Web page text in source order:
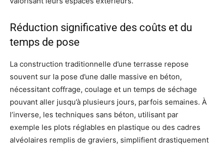
Réduction significative des coûts et du
temps de pose
La construction traditionnelle d’une terrasse repose
souvent sur la pose d’une dalle massive en béton,
nécessitant coffrage, coulage et un temps de séchage
pouvant aller jusqu’à plusieurs jours, parfois semaines. À
l’inverse, les techniques sans béton, utilisant par
exemple les plots réglables en plastique ou des cadres
alvéolaires remplis de graviers, simplifient drastiquement